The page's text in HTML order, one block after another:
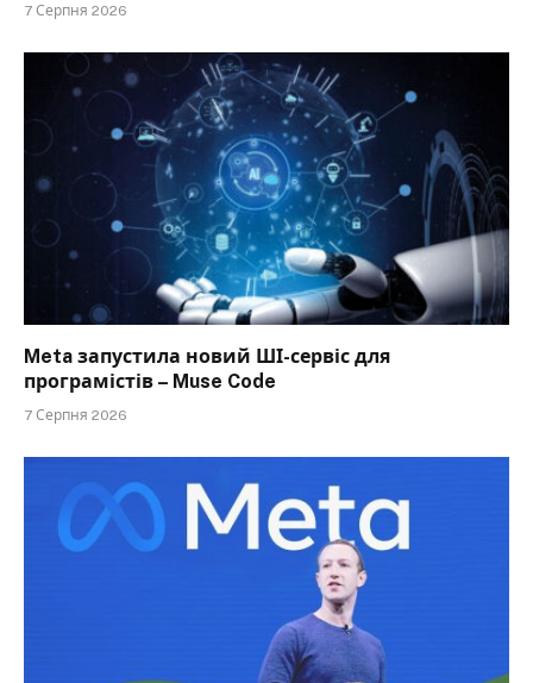
7 Серпня 2026
Meta запустила новий ШІ-сервіс для
програмістів – Muse Code
7 Серпня 2026